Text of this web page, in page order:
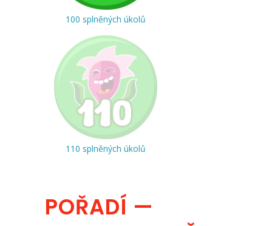
100 splněných úkolů
110 splněných úkolů
POŘADÍ —